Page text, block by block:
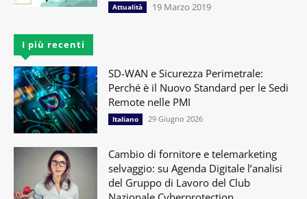
Attualità 19 Marzo 2019
I più recenti
SD-WAN e Sicurezza Perimetrale:
Perché è il Nuovo Standard per le Sedi
Remote nelle PMI
Italiano 29 Giugno 2026
Cambio di fornitore e telemarketing
selvaggio: su Agenda Digitale l’analisi
del Gruppo di Lavoro del Club